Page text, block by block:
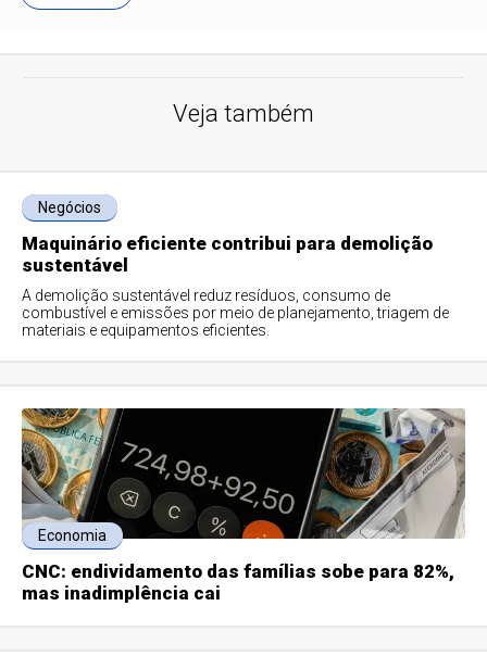
Veja também
Negócios
Maquinário eficiente contribui para demolição
sustentável
A demolição sustentável reduz resíduos, consumo de
combustível e emissões por meio de planejamento, triagem de
materiais e equipamentos eficientes.
Economia
CNC: endividamento das famílias sobe para 82%,
mas inadimplência cai